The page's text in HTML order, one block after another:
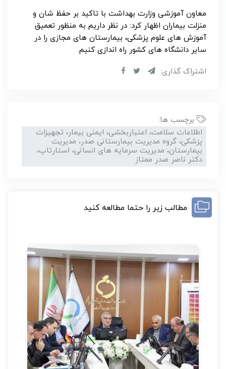
معاون آموزشی وزارت بهداشت با تاکید بر حفظ شان و
منزلت بیماران اظهار کرد: در نظر داریم به منظور تعمیق
آموزش های علوم پزشکی، بیمارستان های مجازی را در
سایر دانشگاه های کشور راه اندازی کنیم.
اشتراک گذاری:
برچسب ها:
اطلاعات سلامت، اعتباربخشی، ایمنی بیمار، تجهیزات
پزشکی، گروه مدیریت بیمارستانی صدر، مدیریت
بیمارستان، مدیریت سرمایه های انسانی، استارتاپ،
دکتر ناصر صدر ممتاز
مطالب زیر را حتما مطالعه کنید